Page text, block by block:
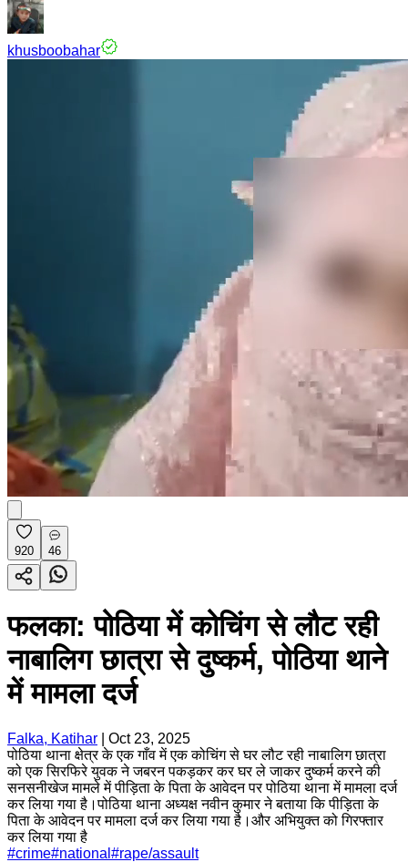
khusboobahar
920 46
फलका: पोठिया में कोचिंग से लौट रही
नाबालिग छात्रा से दुष्कर्म, पोठिया थाने
में मामला दर्ज
Falka, Katihar
Oct 23, 2025
पोठिया थाना क्षेत्र के एक गाँव में एक कोचिंग से घर लौट रही नाबालिग छात्रा
को एक सिरफिरे युवक ने जबरन पकड़कर कर घर ले जाकर दुष्कर्म करने की
सनसनीखेज मामले में पीड़िता के पिता के आवेदन पर पोठिया थाना में मामला दर्ज
कर लिया गया है।पोठिया थाना अध्यक्ष नवीन कुमार ने बताया कि पीड़िता के
पिता के आवेदन पर मामला दर्ज कर लिया गया है।और अभियुक्त को गिरफ्तार
कर लिया गया है
#crime#national #rape/assault